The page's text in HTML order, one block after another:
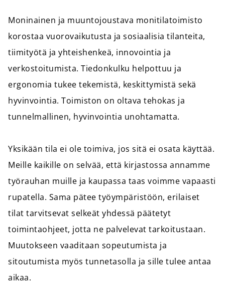
Moninainen ja muuntojoustava monitilatoimisto
korostaa vuorovaikutusta ja sosiaalisia tilanteita,
tiimityötä ja yhteishenkeä, innovointia ja
verkostoitumista. Tiedonkulku helpottuu ja
ergonomia tukee tekemistä, keskittymistä sekä
hyvinvointia. Toimiston on oltava tehokas ja
tunnelmallinen, hyvinvointia unohtamatta.
Yksikään tila ei ole toimiva, jos sitä ei osata käyttää.
Meille kaikille on selvää, että kirjastossa annamme
työrauhan muille ja kaupassa taas voimme vapaasti
rupatella. Sama pätee työympäristöön, erilaiset
tilat tarvitsevat selkeät yhdessä päätetyt
toimintaohjeet, jotta ne palvelevat tarkoitustaan.
Muutokseen vaaditaan sopeutumista ja
sitoutumista myös tunnetasolla ja sille tulee antaa
aikaa.